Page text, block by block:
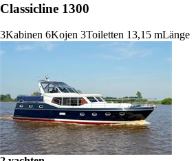
Classicline 1300
3Kabinen 6Kojen 3Toiletten 13,15 mLänge